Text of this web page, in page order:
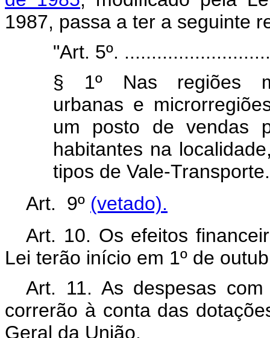
1987, passa a ter a seguinte
"Art. 5º.
§ 1º Nas regiões
urbanas e
um posto de vendas
habitantes na
tipos de Vale-
Art. 9º (vetado).
Art. 10. Os efeitos
Lei terão início em 1º de
Art. 11. As despesas
correrão à conta das
Geral da União.